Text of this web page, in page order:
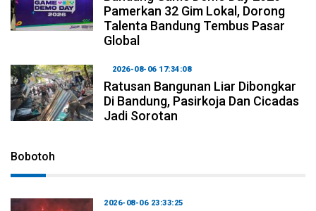
Pamerkan 32 Gim Lokal, Dorong
Talenta Bandung Tembus Pasar
Global
2026-08-06 17:34:08
Ratusan Bangunan Liar Dibongkar
Di Bandung, Pasirkoja Dan Cicadas
Jadi Sorotan
Bobotoh
2026-08-06 23:33:25